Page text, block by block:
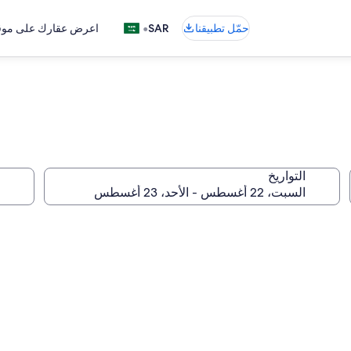
حمّل تطبيقنا SAR
• اعرض عقارك على
التواريخ